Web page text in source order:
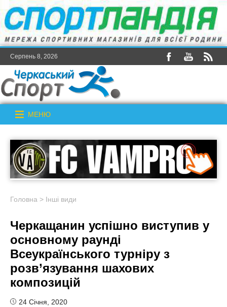
Серпень 8, 2026
МЕНЮ
Головна > Інші види
Черкащанин успішно виступив у
основному раунді
Всеукраїнського турніру з
розв’язування шахових
композицій
24 Січня, 2020